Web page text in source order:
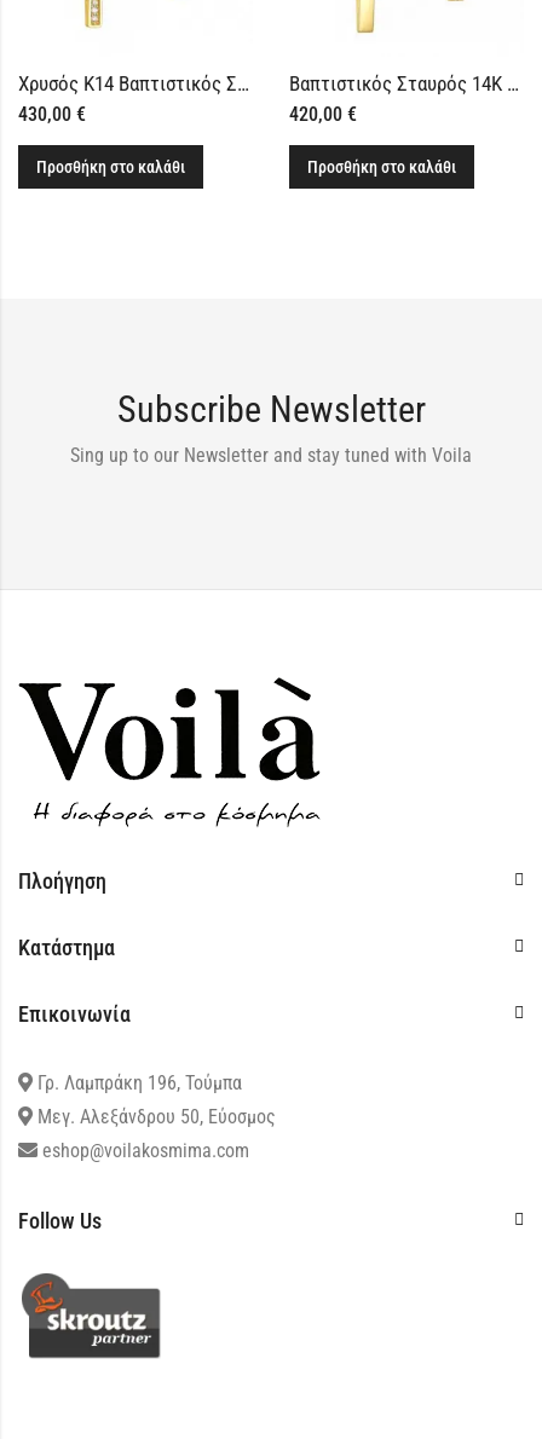
Χρυσός Κ14 Βαπτιστικός Σταυρός Γυναικείος Διπλής Όψης
430,00 €
Προσθήκη στο καλάθι
Βαπτιστικός Σταυρός 14Κ Γυναικείος Διπλής Όψης
420,00 €
Προσθήκη στο καλάθι
Subscribe Newsletter
Sing up to our Newsletter and stay tuned with Voila
Πλοήγηση
Κατάστημα
Επικοινωνία
Γρ. Λαμπράκη 196, Τούμπα
Μεγ. Αλεξάνδρου 50, Εύοσμος
eshop@voilakosmima.com
Follow Us